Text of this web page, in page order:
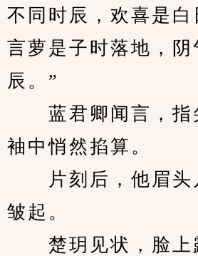
不同时辰，欢喜是白
言萝是子时落地，阴
辰。”
蓝君卿闻言，指
袖中悄然掐算。
片刻后，他眉头
皱起。
楚玥见状，脸上